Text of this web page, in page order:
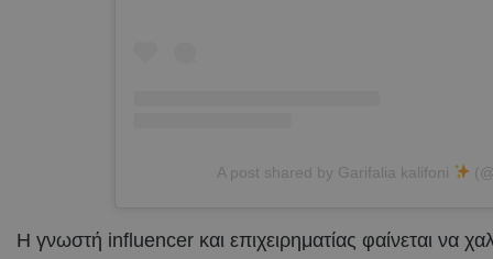
A post shared by Garifalia kalifoni
Η γνωστή influencer και επιχειρηματίας φαίνεται να